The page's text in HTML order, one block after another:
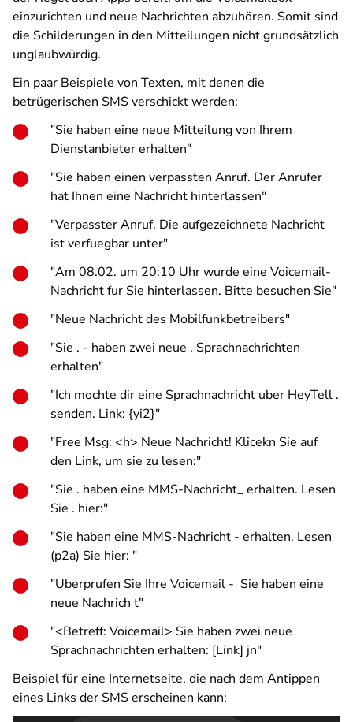
einzurichten und neue Nachrichten abzuhören. Somit sind
die Schilderungen in den Mitteilungen nicht grundsätzlich
unglaubwürdig.
Ein paar Beispiele von Texten, mit denen die
betrügerischen SMS verschickt werden:
"Sie haben eine neue Mitteilung von Ihrem
Dienstanbieter erhalten"
"Sie haben einen verpassten Anruf. Der Anrufer
hat Ihnen eine Nachricht hinterlassen"
"Verpasster Anruf. Die aufgezeichnete Nachricht
ist verfuegbar unter"
"Am 08.02. um 20:10 Uhr wurde eine Voicemail-
Nachricht fur Sie hinterlassen. Bitte besuchen Sie"
"Neue Nachricht des Mobilfunkbetreibers"
"Sie . - haben zwei neue . Sprachnachrichten
erhalten"
"Ich mochte dir eine Sprachnachricht uber HeyTell .
senden. Link: {yi2}"
"Free Msg: <h> Neue Nachricht! Klicekn Sie auf
den Link, um sie zu lesen:"
"Sie . haben eine MMS-Nachricht_ erhalten. Lesen
Sie . hier:"
"Sie haben eine MMS-Nachricht - erhalten. Lesen
(p2a) Sie hier: "
"Uberprufen Sie Ihre Voicemail - Sie haben eine
neue Nachrich t"
"<Betreff: Voicemail> Sie haben zwei neue
Sprachnachrichten erhalten: [Link] jn"
Beispiel für eine Internetseite, die nach dem Antippen
eines Links der SMS erscheinen kann: